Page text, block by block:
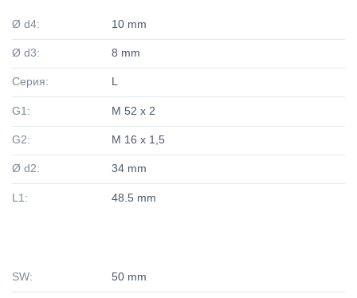
Ø d4: 10 mm
Ø d3: 8 mm
Серия: L
G1: M 52 x 2
G2: M 16 x 1,5
Ø d2: 34 mm
L1: 48.5 mm
SW: 50 mm